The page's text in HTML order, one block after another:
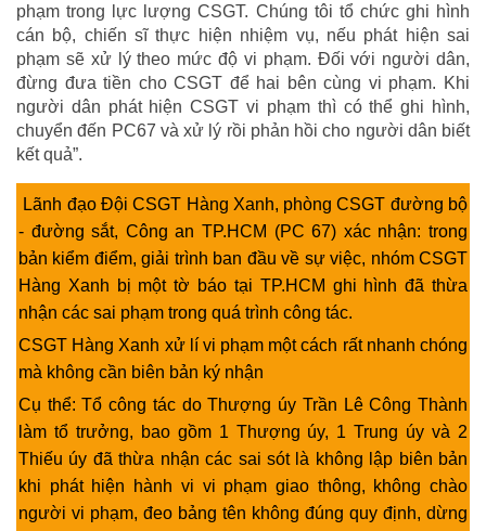
phạm trong lực lượng CSGT. Chúng tôi tổ chức ghi hình
cán bộ, chiến sĩ thực hiện nhiệm vụ, nếu phát hiện sai
phạm sẽ xử lý theo mức độ vi phạm. Đối với người dân,
đừng đưa tiền cho CSGT để hai bên cùng vi phạm. Khi
người dân phát hiện CSGT vi phạm thì có thể ghi hình,
chuyển đến PC67 và xử lý rồi phản hồi cho người dân biết
kết quả”.
Lãnh đạo Đội CSGT Hàng Xanh, phòng CSGT đường bộ
- đường sắt, Công an TP.HCM (PC 67) xác nhận: trong
bản kiểm điểm, giải trình ban đầu về sự việc, nhóm CSGT
Hàng Xanh bị một tờ báo tại TP.HCM ghi hình đã thừa
nhận các sai phạm trong quá trình công tác.
CSGT Hàng Xanh xử lí vi phạm một cách rất nhanh chóng
mà không cần biên bản ký nhận
Cụ thể: Tổ công tác do Thượng úy Trần Lê Công Thành
làm tổ trưởng, bao gồm 1 Thượng úy, 1 Trung úy và 2
Thiếu úy đã thừa nhận các sai sót là không lập biên bản
khi phát hiện hành vi vi phạm giao thông, không chào
người vi phạm, đeo bảng tên không đúng quy định, dừng